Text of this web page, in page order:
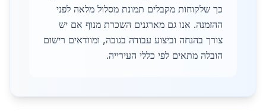
כך שלקוחות מקבלים תמונת מסלול מלאה לפני
ההזמנה. אנו גם מארגנים השכרת מנוף אם יש
צורך בהנחה וביצוע עבודה בגובה, ומוודאים רישום
הובלה מתאים לפי כללי העירייה.